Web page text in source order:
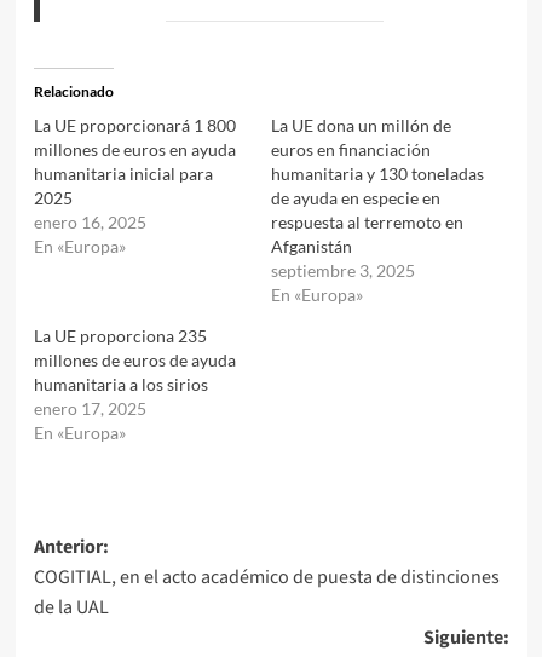
Relacionado
La UE proporcionará 1 800
millones de euros en ayuda
humanitaria inicial para
2025
enero 16, 2025
En «Europa»
La UE dona un millón de
euros en financiación
humanitaria y 130 toneladas
de ayuda en especie en
respuesta al terremoto en
Afganistán
septiembre 3, 2025
En «Europa»
La UE proporciona 235
millones de euros de ayuda
humanitaria a los sirios
enero 17, 2025
En «Europa»
Navegación
de
entradas
Anterior:
COGITIAL, en el acto académico de puesta de distinciones
de la UAL
Siguiente: